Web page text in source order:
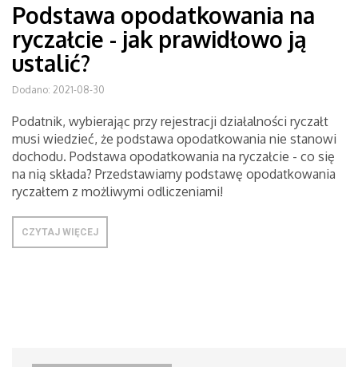
Podstawa opodatkowania na
ryczałcie - jak prawidłowo ją
ustalić?
Dodano: 2021-08-30
Podatnik, wybierając przy rejestracji działalności ryczałt
musi wiedzieć, że podstawa opodatkowania nie stanowi
dochodu. Podstawa opodatkowania na ryczałcie - co się
na nią składa? Przedstawiamy podstawę opodatkowania
ryczałtem z możliwymi odliczeniami!
CZYTAJ WIĘCEJ